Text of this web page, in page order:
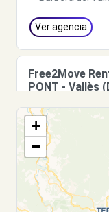
Ver agencia
Free2Move
PONT - Vallès
RONDA
Barberá del
Ver agencia
Free2Move
+
−